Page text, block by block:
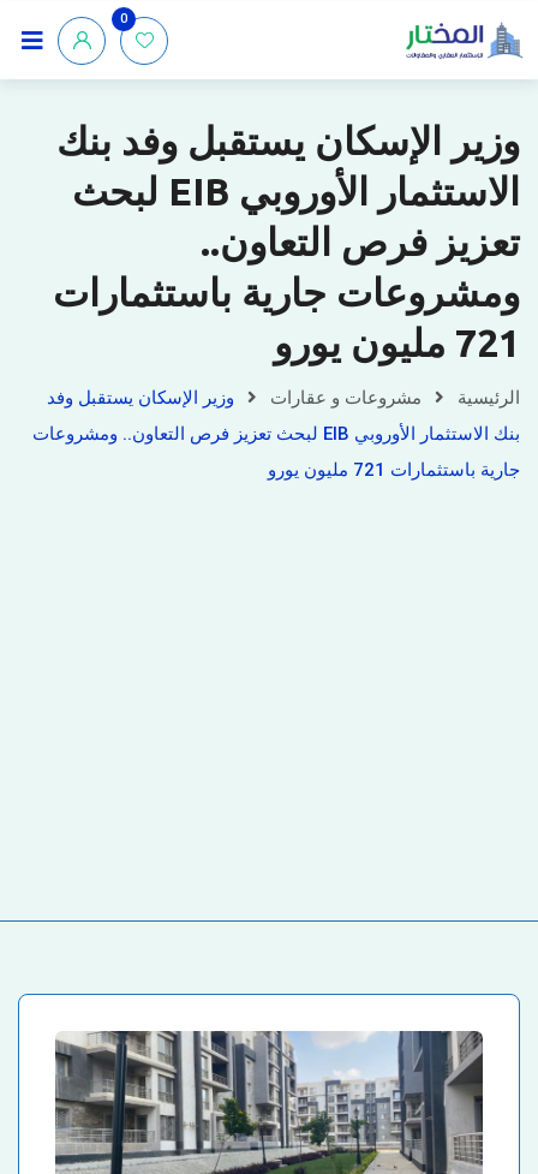
0
وزير الإسكان يستقبل وفد بنك
الاستثمار الأوروبي EIB لبحث
تعزيز فرص التعاون..
ومشروعات جارية باستثمارات
721 مليون يورو
الرئيسية مشروعات و عقارات
وزير الإسكان يستقبل وفد
بنك الاستثمار الأوروبي EIB لبحث تعزيز فرص التعاون.. ومشروعات
جارية باستثمارات 721 مليون يورو